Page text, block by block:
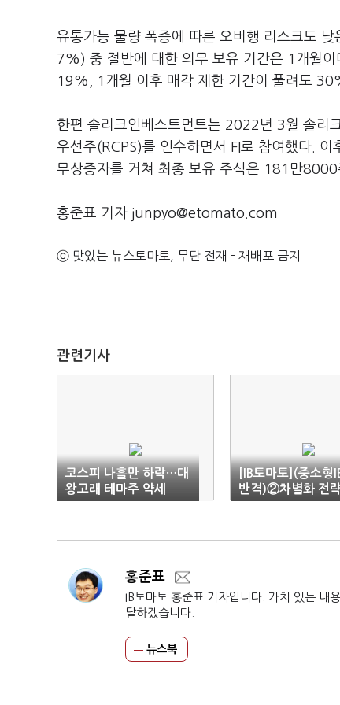
유통가능 물량 폭증에 따른 오버행 리스크도
7%) 중 절반에 대한 의무 보유 기간은 1개월
19%, 1개월 이후 매각 제한 기간이 풀려도
한편 솔리크인베스트먼트는 2022년 3월 솔리
우선주(RCPS)를 인수하면서 FI로 참여했다.
무상증자를 거쳐 최종 보유 주식은 181만
홍준표 기자 junpyo@etomato.com
ⓒ 맛있는 뉴스토마토, 무단 전재 - 재배포 금지
관련기사
코스피 나흘만 하락…대
왕고래 테마주 약세
[IB토마토](중소형
반격)②차별화 전
으면 도태…'협업·
홍준표
IB토마토 홍준표 기자입니다. 가치 있는 내
달하겠습니다.
뉴스북